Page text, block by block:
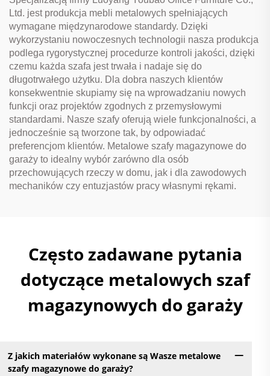
Ltd. jest produkcja mebli metalowych spełniających
wymagane międzynarodowe standardy. Dzięki
wykorzystaniu nowoczesnych technologii nasza produkcja
podlega rygorystycznej procedurze kontroli jakości, dzięki
czemu każda szafa jest trwała i nadaje się do
długotrwałego użytku. Dla dobra naszych klientów
konsekwentnie skupiamy się na wprowadzaniu nowych
funkcji oraz projektów zgodnych z przemysłowymi
standardami. Nasze szafy oferują wiele funkcjonalności, a
jednocześnie są tworzone tak, by odpowiadać
preferencjom klientów. Metalowe szafy magazynowe do
garaży to idealny wybór zarówno dla osób
przechowujących rzeczy w domu, jak i dla zawodowych
mechaników czy entuzjastów pracy własnymi rękami.
Często zadawane pytania
dotyczące metalowych szaf
magazynowych do garaży
Z jakich materiałów wykonane są Wasze metalowe
szafy magazynowe do garaży?